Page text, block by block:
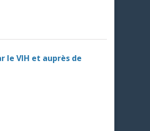
le VIH et auprès de